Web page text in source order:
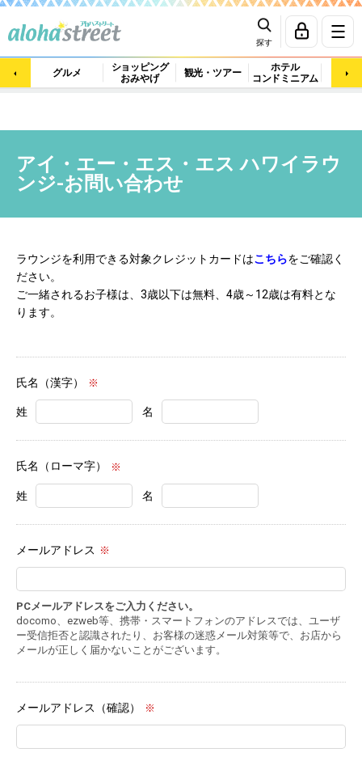
探す
グルメ
ショッピング
おみやげ
観光・ツアー
ホテル
コンドミニアム
マッ
アイ・エー・エス・エス ハワイラウ
ンジ-お問い合わせ
ラウンジを利用できる対象クレジットカードはこちらをご確認く
ださい。
ご一緒されるお子様は、3歳以下は無料、4歳～12歳は有料とな
ります。
氏名（漢字） ※
姓 名
氏名（ローマ字） ※
姓 名
メールアドレス ※
PCメールアドレスをご入力ください。
docomo、ezweb等、携帯・スマートフォンのアドレスでは、ユーザ
ー受信拒否と認識されたり、お客様の迷惑メール対策等で、お店から
メールが正しく届かないことがございます。
メールアドレス（確認） ※